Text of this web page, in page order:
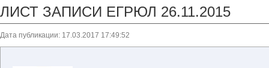
ЛИСТ ЗАПИСИ ЕГРЮЛ 26.11.2015
Дата публикации: 17.03.2017 17:49:52